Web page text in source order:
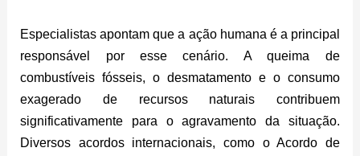
Especialistas apontam que a ação humana é a principal
responsável por esse cenário. A queima de
combustíveis fósseis, o desmatamento e o consumo
exagerado de recursos naturais contribuem
significativamente para o agravamento da situação.
Diversos acordos internacionais, como o Acordo de